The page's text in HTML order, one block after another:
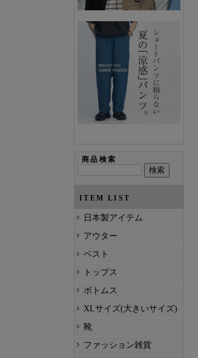
商品検索
ITEM LIST
日本製アイテム
アウター
ベスト
トップス
ボトムス
XLサイズ(大きいサイズ)
靴
ファッション雑貨